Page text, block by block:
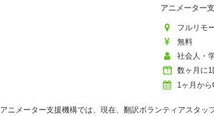
アニメーター
フルリモ
無料
社会人・
数ヶ月に
1ヶ月から
アニメーター支援機構では、現在、翻訳ボランティアスタッ